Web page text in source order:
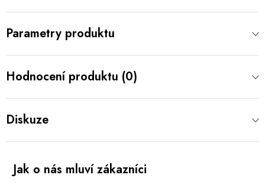
Parametry produktu
Hodnocení produktu (0)
Diskuze